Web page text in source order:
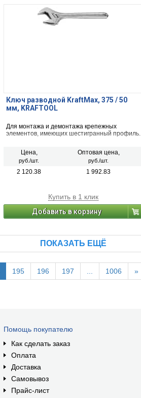
Ключ разводной KraftMax, 375 / 50
мм, KRAFTOOL
Для монтажа и демонтажа крепежных
элементов, имеющих шестигранный профиль.
Цена,
руб./шт.
Оптовая цена,
руб./шт.
2 120.38 1 992.83
Купить в 1 клик
Добавить в корзину
ПОКАЗАТЬ ЕЩЁ
195 196 197 1006 »
Помощь покупателю
Как сделать заказ
Оплата
Доставка
Самовывоз
Прайс-лист